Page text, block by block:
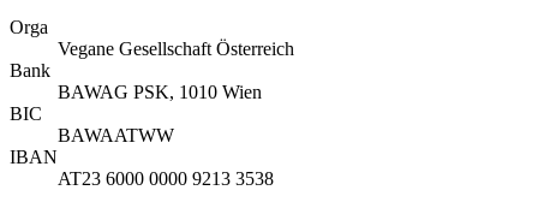
Orga
Vegane Gesellschaft Österreich
Bank
BAWAG PSK, 1010 Wien
BIC
BAWAATWW
IBAN
AT23 6000 0000 9213 3538